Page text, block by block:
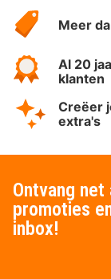
HotelSpecials
Meer
Al 20
klanten
Creëer
extra's
Ontvang
promoties
inbox!